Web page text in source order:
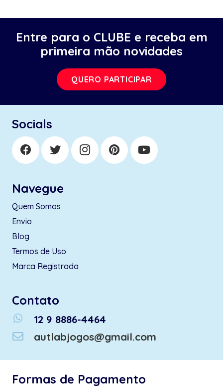
Entre para o CLUBE e receba em
primeira mão novidades
QUERO PARTICIPAR
Socials
Navegue
Quem Somos
Envio
Blog
Termos de Uso
Marca Registrada
Contato
whatsapp
12 9 8886-4464
autlabjogos@gmail.com
Formas de Pagamento